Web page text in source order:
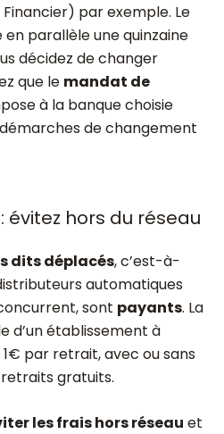
par exemple. Le
parallèle une quinzaine
décidez de changer
que le mandat de
à la banque choisie
de changement
évitez hors du réseau
dits déplacés, c’est-à-
automatiques
sont payants. La
d’un établissement à
1€ par retrait, avec ou sans
gratuits.
les frais hors réseau et